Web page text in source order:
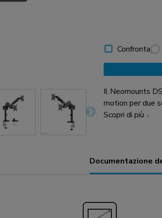
Confronta
Il Neomounts
motion per due
per schermo.
dell'altezza con
della profondità
piastre
Scopri di più
Documentazione